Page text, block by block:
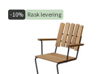
-10% Rask levering